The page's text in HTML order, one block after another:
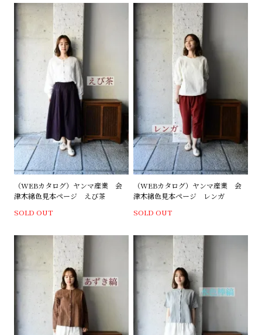
（WEBカタログ）ヤンマ産業 会
津木綿色見本ページ えび茶
SOLD OUT
（WEBカタログ）ヤンマ産業 会
津木綿色見本ページ レンガ
SOLD OUT